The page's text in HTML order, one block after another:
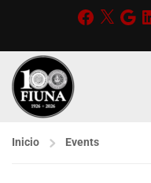
Inicio Events